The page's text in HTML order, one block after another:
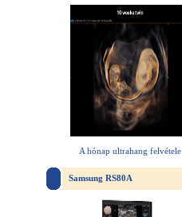
A hónap ultrahang felvétele
Samsung RS80A